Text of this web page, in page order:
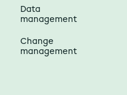
Data
management
Change
management